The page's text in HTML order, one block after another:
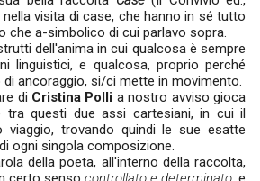
visita di case, che hanno in sé tutto
che a-simbolico di cui parlavo sopra.
dell'anima in cui qualcosa è sempre
linguistici, e qualcosa, proprio perché
ancoraggio, si/ci mette in movimento.
di Cristina Polli a nostro avviso gioca
tra questi due assi cartesiani, in cui il
trovando quindi le sue esatte
ogni singola composizione.
della poeta, all'interno della raccolta,